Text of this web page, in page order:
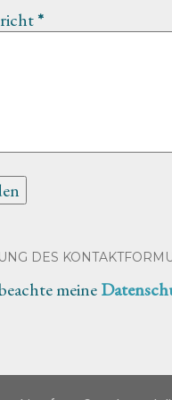
*
DES
meine